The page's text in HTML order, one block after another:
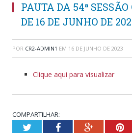
PAUTA DA 54ª
DE 16 DE JUNHO DE
POR CR2-ADMIN1 EM 16 DE JUNHO DE 2023
Clique aqui para visualizar
COMPARTILHAR:
TwitterFacebookGoogle+